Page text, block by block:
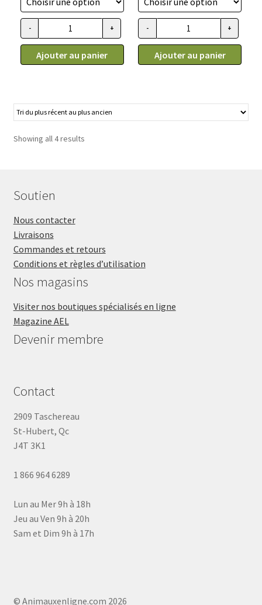
prix :
35.99$
à
quantité de Nourriture pour chiens au canard et poire, Acana
- +
Ajouter au panier
prix :
35.99$
à
quantité de Nourriture pour
- +
Ajouter au panier
Showing all 4 results
Soutien
Nous contacter
Livraisons
Commandes et retours
Conditions et règles d’utilisation
Nos magasins
Visiter nos boutiques spécialisés en ligne
Magazine AEL
Devenir membre
Contact
2909 Taschereau
St-Hubert, Qc
J4T 3K1
1 866 964 6289
Lun au Mer 9h à 18h
Jeu au Ven 9h à 20h
Sam et Dim 9h à 17h
© Animauxenligne.com 2026